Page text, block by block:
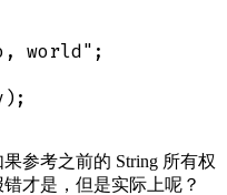
world";
参考之前的 String 所有权
才是，但是实际上呢？